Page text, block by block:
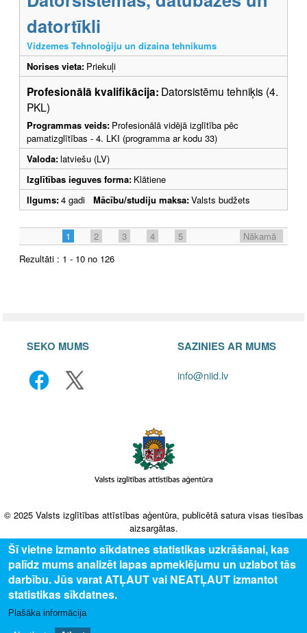
datortīkli
Vidzemes Tehnoloģiju un dizaina tehnikums
Norises vieta: Priekuļi
Profesionālā kvalifikācija: Datorsistēmu tehniķis (4.
PKL)
Programmas veids: Profesionālā vidējā izglītība pēc
pamatizglītības - 4. LKI (programma ar kodu 33)
Valoda:latviešu (LV)
Izglītības ieguves forma: Klātiene
Ilgums:4 gadi Mācību/studiju maksa:Valsts budžets
1 2 3 4 5
Nākamā
Rezultāti : 1 - 10 no 126
SEKO MUMS SAZINIES AR MUMS
info@niid.lv
© 2025 Valsts izglītības attīstības aģentūra, publicētā satura visas tiesības
aizsargātas.
Šī vietne izmanto sīkdatnes statistikas uzkrāšanai, kas
palīdz mums analizēt lapas apmeklējumu un uzlabot tās
darbību. Jūs varat ATĻAUT vai NEATĻAUT izmantot
statistikas sīkdatnes.
Plašāka informācija